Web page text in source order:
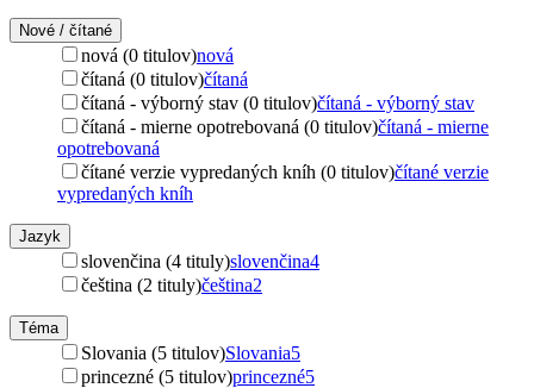
Nové / čítané
nová (0 titulov)nová
čítaná (0 titulov)čítaná
čítaná - výborný stav (0 titulov)čítaná - výborný stav
čítaná - mierne opotrebovaná (0 titulov)čítaná - mierne
opotrebovaná
čítané verzie vypredaných kníh (0 titulov)čítané verzie
vypredaných kníh
Jazyk
slovenčina (4 tituly)slovenčina4
čeština (2 tituly)čeština2
Téma
Slovania (5 titulov)Slovania5
princezné (5 titulov)princezné5